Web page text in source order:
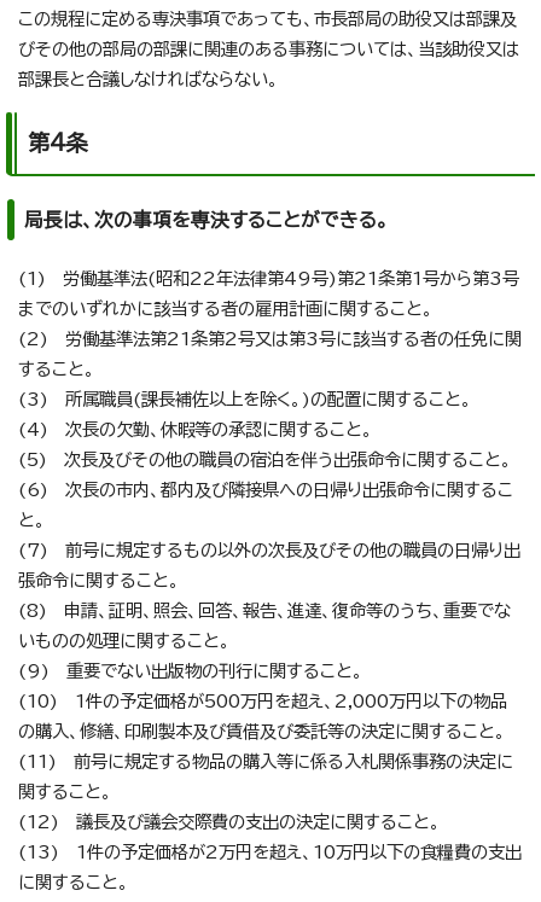
この規程に定める専決事項であっても、市長部局の助役又は部課及
びその他の部局の部課に関連のある事務については、当該助役又は
部課長と合議しなければならない。
第4条
局長は、次の事項を専決することができる。
(1) 労働基準法(昭和22年法律第49号)第21条第1号から第3号
までのいずれかに該当する者の雇用計画に関すること。
(2) 労働基準法第21条第2号又は第3号に該当する者の任免に関
すること。
(3) 所属職員(課長補佐以上を除く。)の配置に関すること。
(4) 次長の欠勤、休暇等の承認に関すること。
(5) 次長及びその他の職員の宿泊を伴う出張命令に関すること。
(6) 次長の市内、都内及び隣接県への日帰り出張命令に関するこ
と。
(7) 前号に規定するもの以外の次長及びその他の職員の日帰り出
張命令に関すること。
(8) 申請、証明、照会、回答、報告、進達、復命等のうち、重要でな
いものの処理に関すること。
(9) 重要でない出版物の刊行に関すること。
(10) 1件の予定価格が500万円を超え、2,000万円以下の物品
の購入、修繕、印刷製本及び賃借及び委託等の決定に関すること。
(11) 前号に規定する物品の購入等に係る入札関係事務の決定に
関すること。
(12) 議長及び議会交際費の支出の決定に関すること。
(13) 1件の予定価格が2万円を超え、10万円以下の食糧費の支出
に関すること。